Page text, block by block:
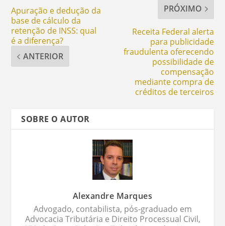
Apuração e dedução da
base de cálculo da
retenção de INSS: qual
é a diferença?
ANTERIOR
PRÓXIMO
Receita Federal alerta
para publicidade
fraudulenta oferecendo
possibilidade de
compensação
mediante compra de
créditos de terceiros
SOBRE O AUTOR
Alexandre Marques
Advogado, contabilista, pós-graduado em
Advocacia Tributária e Direito Processual Civil,